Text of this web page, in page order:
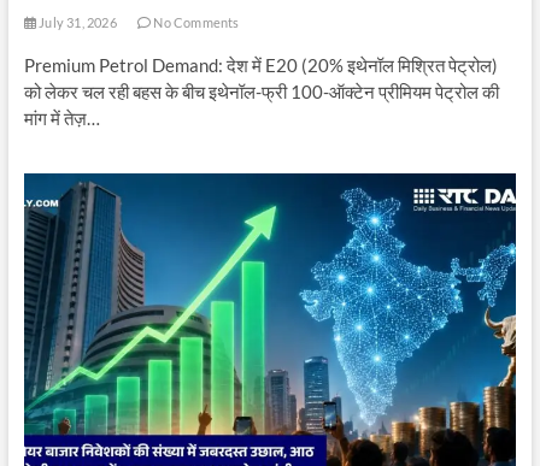
July 31, 2026 No Comments
Premium Petrol Demand: देश में E20 (20% इथेनॉल मिश्रित पेट्रोल)
को लेकर चल रही बहस के बीच इथेनॉल-फ्री 100-ऑक्टेन प्रीमियम पेट्रोल की
मांग में तेज़…